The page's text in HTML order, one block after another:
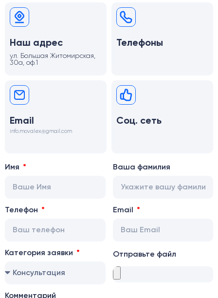
Наш адрес
ул. Большая Житомирская,
30а, оф.1
Телефоны
Email
info.movalex@gmail.com
Соц. сеть
Имя Ваша фамилия
Телефон Email
Категория заявки Отправьте файл
Комментарий